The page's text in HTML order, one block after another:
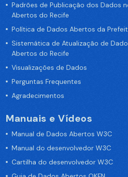
Padrões de Publicação dos Dados
Abertos do Recife
Política de Dados Abertos da
Sistemática de Atualização de
Abertos do Recife
Visualizações de Dados
Perguntas Frequentes
Agradecimentos
Manuais e Vídeos
Manual de Dados Abertos W3C
Manual do desenvolvedor W3C
Cartilha do desenvolvedor W3C